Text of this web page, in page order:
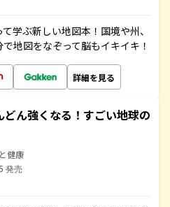
学ぶ新しい地図本！国境や州、
地図をなぞって脳もイキイキ！
詳細を見る
どん強くなる！すごい地球の
健康
発売